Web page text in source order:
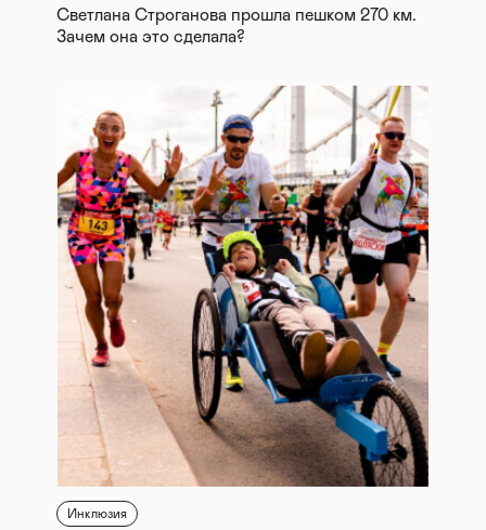
Светлана Строганова прошла пешком 270 км.
Зачем она это сделала?
Инклюзия